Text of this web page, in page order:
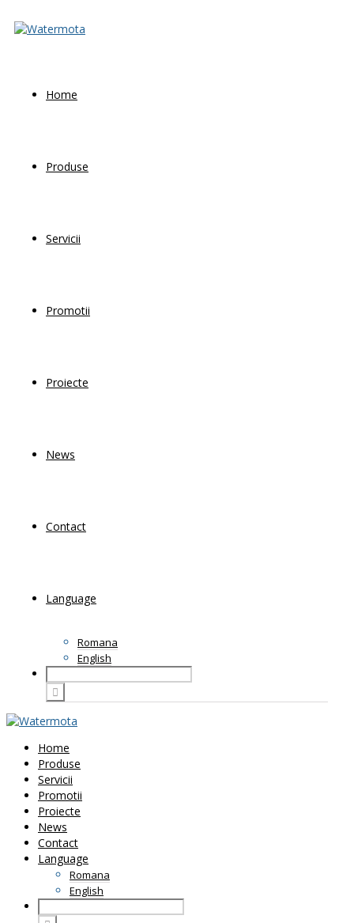
Home
Produse
Servicii
Promotii
Proiecte
News
Contact
Language
Romana
English
Home
Produse
Servicii
Promotii
Proiecte
News
Contact
Language
Romana
English